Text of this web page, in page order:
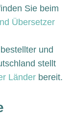
Sie beim
Übersetzer
und
stellt
Länder bereit.